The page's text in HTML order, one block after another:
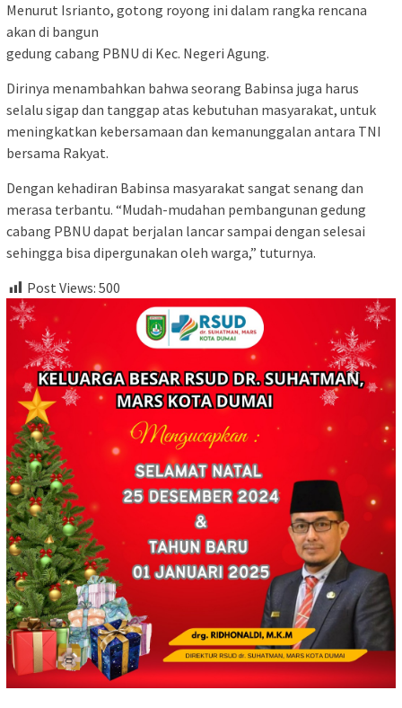
Menurut Isrianto, gotong royong ini dalam rangka rencana
akan di bangun
gedung cabang PBNU di Kec. Negeri Agung.
Dirinya menambahkan bahwa seorang Babinsa juga harus
selalu sigap dan tanggap atas kebutuhan masyarakat, untuk
meningkatkan kebersamaan dan kemanunggalan antara TNI
bersama Rakyat.
Dengan kehadiran Babinsa masyarakat sangat senang dan
merasa terbantu. “Mudah-mudahan pembangunan gedung
cabang PBNU dapat berjalan lancar sampai dengan selesai
sehingga bisa dipergunakan oleh warga,” tuturnya.
Post Views: 500